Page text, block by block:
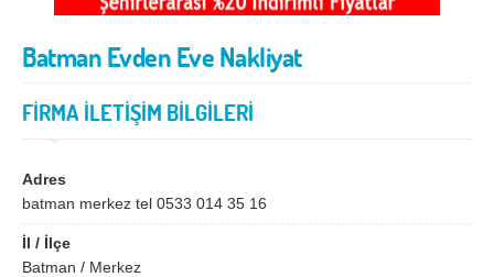
Ağrı
Aksaray Amasya
Aydın
Bartın Batman
Bayburt
Batman Evden Eve Nakliyat
FİRMA İLETİŞİM BİLGİLERİ
Adres
batman merkez tel 0533 014 35 16
İl / İlçe
Batman / Merkez